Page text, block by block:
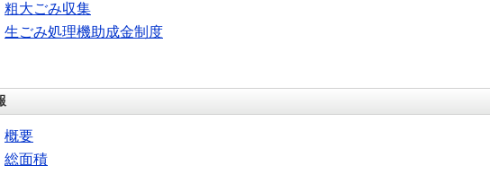
粗大ごみ収集
生ごみ処理機助成金制度
概要
総面積